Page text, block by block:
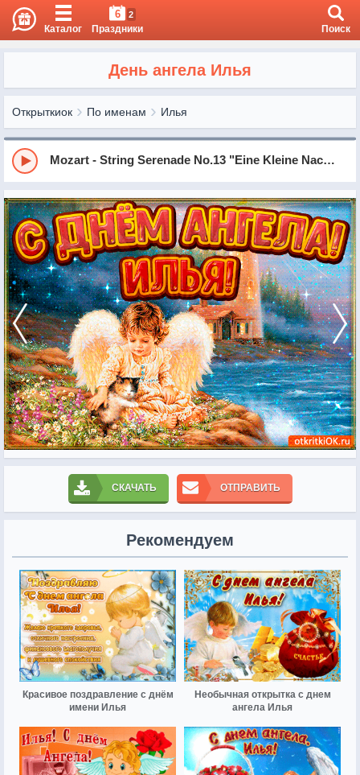
Каталог
6 2
Праздники Поиск
День ангела Илья
Открыткиок По именам Илья
Mozart - String Serenade No.13 "Eine Kleine Nachtmusik" in G Major, KV525
СКАЧАТЬ ОТПРАВИТЬ
Рекомендуем
Красивое поздравление с днём
имени Илья
Необычная открытка с днем
ангела Илья